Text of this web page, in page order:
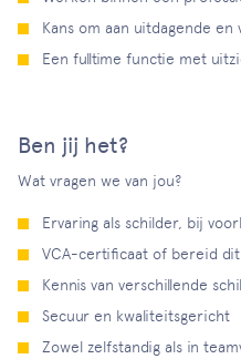
Kans om aan uitdagende
Een fulltime functie met
Ben jij het?
Wat vragen we van jou?
Ervaring als schilder, bij
VCA-certificaat of bereid
Kennis van verschillende
Secuur en kwaliteitsgericht
Zowel zelfstandig als in